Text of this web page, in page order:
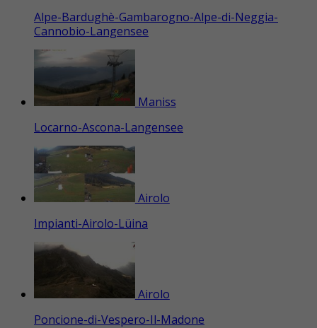
Alpe-Bardughè-Gambarogno-Alpe-di-Neggia-
Cannobio-Langensee
Maniss
Locarno-Ascona-Langensee
Airolo
Impianti-Airolo-Lüina
Airolo
Poncione-di-Vespero-Il-Madone